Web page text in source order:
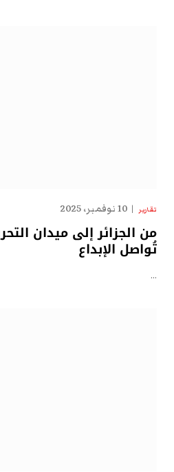
تقارير 10 نوفمبر، 2025
من الجزائر إلى ميدان
تُواصل الإبداع
…